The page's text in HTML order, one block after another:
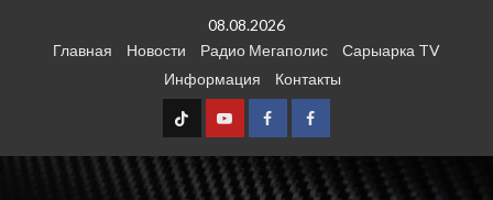
08.08.2026
Главная
Новости Радио Мегаполис
Сарыарка TV
Информация
Контакты
TT Youtube
FB1 FB2